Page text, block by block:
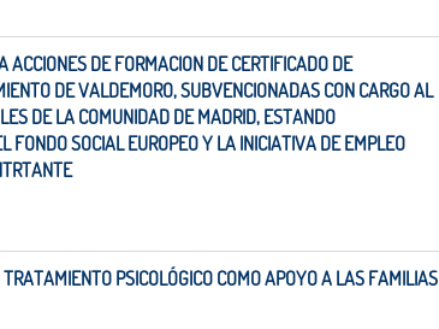
DE FORMACION DE CERTIFICADO DE
DE VALDEMORO, SUBVENCIONADAS CON CARGO AL
DE LA COMUNIDAD DE MADRID, ESTANDO
FONDO SOCIAL EUROPEO Y LA INICIATIVA DE EMPLEO
PSICOLÓGICO COMO APOYO A LAS FAMILIAS